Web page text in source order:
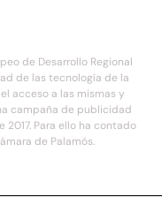
de Desarrollo Regional
de las tecnología de la
acceso a las mismas y
campaña de publicidad
Para ello ha contado
de Palamós.